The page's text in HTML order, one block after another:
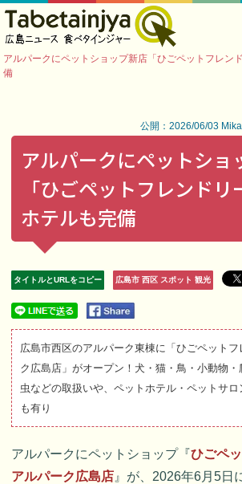
アルパークにペットショップ新店「ひごペットフレン
備
公開：2026/06/03
アルパークにペットショ
「ひごペットフレンドリ
ホテルも完備
タイトルとURLをコピー 広島市 西区 スポット 観光
広島市西区のアルパーク東棟に「ひごペット
ク広島店」がオープン！犬・猫・鳥・小動物
虫などの取扱いや、ペットホテル・ペットサ
も有り
アルパークにペットショップ『ひごペ
アルパーク広島店 』が、2026年6月5日